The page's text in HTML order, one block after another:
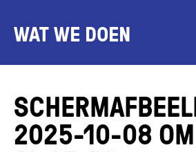
WAT WE DOEN
2025-10-08 OM